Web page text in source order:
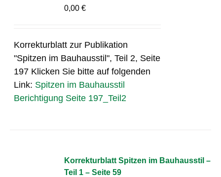
0,00€
Korrekturblatt zur Publikation
"Spitzen im Bauhausstil", Teil 2, Seite
197 Klicken Sie bitte auf folgenden
Link: Spitzen im Bauhausstil
Berichtigung Seite 197_Teil2
Korrekturblatt Spitzen im Bauhausstil –
Teil 1 – Seite 59